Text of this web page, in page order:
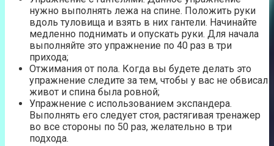
нужно выполнять лежа на спине. Положить руки
вдоль туловища и взять в них гантели. Начинайте
медленно поднимать и опускать руки. Для начала
выполняйте это упражнение по 40 раз в три
прихода;
Отжимания от пола. Когда вы будете делать это
упражнение следите за тем, чтобы у вас не обвисал
живот и спина была ровной;
Упражнение с использованием экспандера.
Выполнять его следует стоя, растягивая тренажер
во все стороны по 50 раз, желательно в три
подхода.